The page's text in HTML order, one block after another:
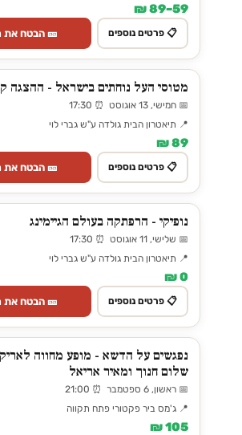
59–89 ₪
📋 פרטים נוספים 🎫 הבטח את
מטוסי העל נוחתים בישראל - ההצגה קיץ
📅 חמישי, 13 אוגוסט ⏰ 17:30
📍 תיאטרון הבית גולדה ע"ש גברי לוי
89 ₪
📋 פרטים נוספים 🎫 הבטח את
נופיקי - הרפתקה בעולם הגיימינג
📅 שלישי, 11 אוגוסט ⏰ 17:30
📍 תיאטרון הבית גולדה ע"ש גברי לוי
0 ₪
📋 פרטים נוספים 🎫 הבטח את
נפגשים על הדשא - מופע מחווה לאריק
שלום חנוך ומאיר אריאל
📅 ראשון, 6 ספטמבר ⏰ 21:00
📍 ג'מס ביר פקטורי פתח תקווה
105 ₪